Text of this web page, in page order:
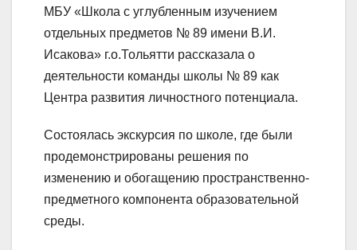
МБУ «Школа с углубленным изучением
отдельных предметов № 89 имени В.И.
Исакова» г.о.Тольятти рассказала о
деятельности команды школы № 89 как
Центра развития личностного потенциала.
Состоялась экскурсия по школе, где были
продемонстрированы решения по
изменению и обогащению пространственно-
предметного компонента образовательной
среды.